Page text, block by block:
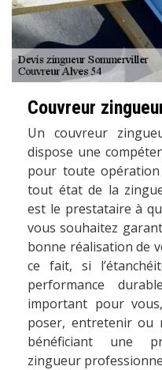
Couvreur
Un couvreur
dispose une
pour toute
tout état de la
est le prestataire à
vous souhaitez
bonne réalisation de
ce fait, si
performance
important pour
poser, entretenir ou
bénéficiant une
zingueur